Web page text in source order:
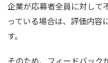
企業が応募者全員に対して
っている場合は、評価内容
す。